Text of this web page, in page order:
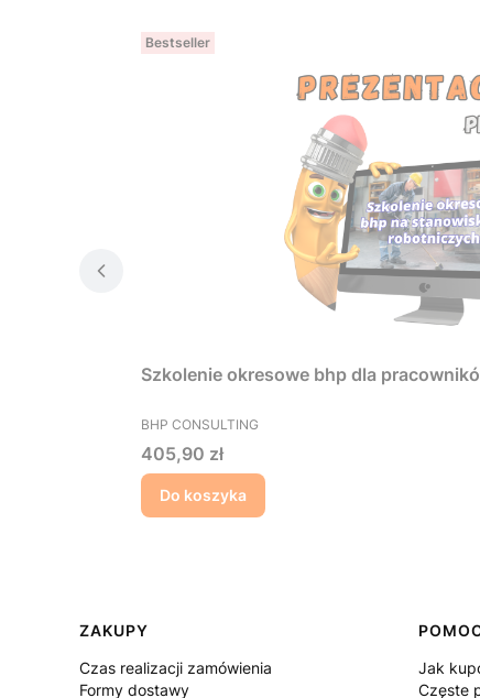
Bestseller
Szkolenie okresowe bhp dla
PRODUCENT
BHP CONSULTING
Cena
405,90 zł
Do koszyka
Linki w stopce
ZAKUPY
Czas realizacji zamówienia
Formy dostawy
Jak
Częste